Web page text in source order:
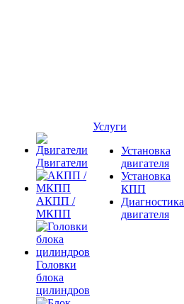
Двигатели
АКПП /
МКПП
Головки
блока
цилиндров
Услуги
Установка
двигателя
Установка
КПП
Диагностика
двигателя